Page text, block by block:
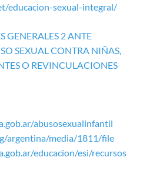
educacion-sexual-integral/
GENERALES 2 ANTE
SEXUAL CONTRA NIÑAS,
O REVINCULACIONES
abusosexualinfantil
argentina/media/1811/file
educacion/esi/recursos